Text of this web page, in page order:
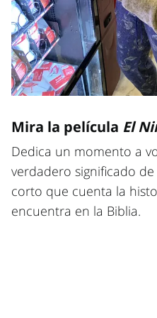
Mira la película El
Dedica un momento a
verdadero significado
corto que cuenta la
encuentra en la Biblia.